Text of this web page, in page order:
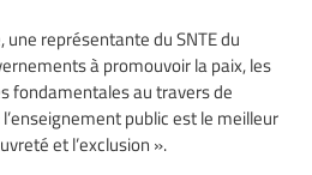
une représentante du SNTE du
à promouvoir la paix, les
fondamentales au travers de
public est le meilleur
et l’exclusion ».